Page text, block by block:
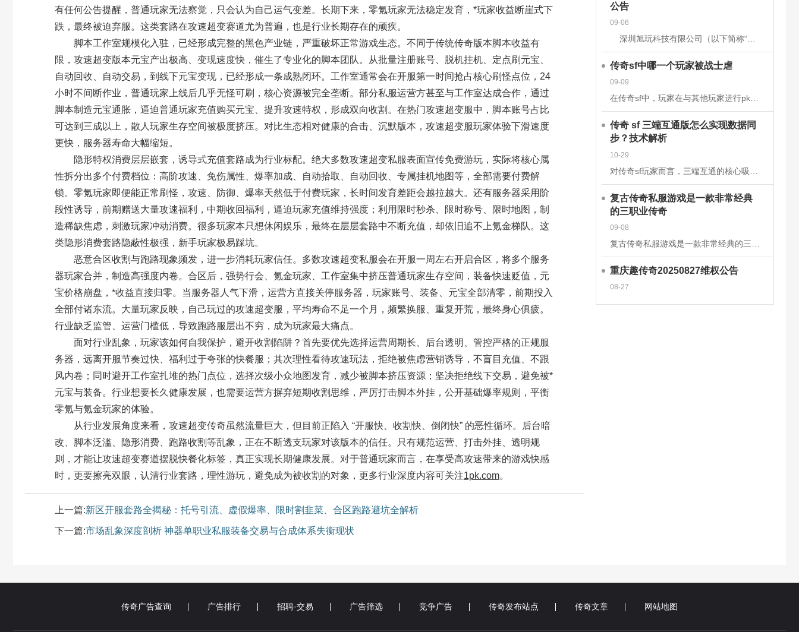
有任何公告提醒，普通玩家无法察觉，只会认为自己运气变差。长期下来，零氪玩家无法稳定发育，*玩家收益断崖式下
跌，最终被迫弃服。这类套路在攻速超变赛道尤为普遍，也是行业长期存在的顽疾。
脚本工作室规模化入驻，已经形成完整的黑色产业链，严重破坏正常游戏生态。不同于传统传奇版本脚本收益有
限，攻速超变版本元宝产出极高、变现速度快，催生了专业化的脚本团队。从批量注册账号、脱机挂机、定点刷元宝、
自动回收、自动交易，到线下元宝变现，已经形成一条成熟闭环。工作室通常会在开服第一时间抢占核心刷怪点位，24
小时不间断作业，普通玩家上线后几乎无怪可刷，核心资源被完全垄断。部分私服运营方甚至与工作室达成合作，通过
脚本制造元宝通胀，逼迫普通玩家充值购买元宝、提升攻速特权，形成双向收割。在热门攻速超变服中，脚本账号占比
可达到三成以上，散人玩家生存空间被极度挤压。对比生态相对健康的合击、沉默版本，攻速超变服玩家体验下滑速度
更快，服务器寿命大幅缩短。
隐形特权消费层层嵌套，诱导式充值套路成为行业标配。绝大多数攻速超变私服表面宣传免费游玩，实际将核心属
性拆分出多个付费档位：高阶攻速、免伤属性、爆率加成、自动拾取、自动回收、专属挂机地图等，全部需要付费解
锁。零氪玩家即便能正常刷怪，攻速、防御、爆率天然低于付费玩家，长时间发育差距会越拉越大。还有服务器采用阶
段性诱导，前期赠送大量攻速福利，中期收回福利，逼迫玩家充值维持强度；利用限时秒杀、限时称号、限时地图，制
造稀缺焦虑，刺激玩家冲动消费。很多玩家本只想休闲娱乐，最终在层层套路中不断充值，却依旧追不上氪金梯队。这
类隐形消费套路隐蔽性极强，新手玩家极易踩坑。
恶意合区收割与跑路现象频发，进一步消耗玩家信任。多数攻速超变私服会在开服一周左右开启合区，将多个服务
器玩家合并，制造高强度内卷。合区后，强势行会、氪金玩家、工作室集中挤压普通玩家生存空间，装备快速贬值，元
宝价格崩盘，*收益直接归零。当服务器人气下滑，运营方直接关停服务器，玩家账号、装备、元宝全部清零，前期投入
全部付诸东流。大量玩家反映，自己玩过的攻速超变服，平均寿命不足一个月，频繁换服、重复开荒，最终身心俱疲。
行业缺乏监管、运营门槛低，导致跑路服层出不穷，成为玩家最大痛点。
面对行业乱象，玩家该如何自我保护，避开收割陷阱？首先要优先选择运营周期长、后台透明、管控严格的正规服
务器，远离开服节奏过快、福利过于夸张的快餐服；其次理性看待攻速玩法，拒绝被焦虑营销诱导，不盲目充值、不跟
风内卷；同时避开工作室扎堆的热门点位，选择次级小众地图发育，减少被脚本挤压资源；坚决拒绝线下交易，避免被*
元宝与装备。行业想要长久健康发展，也需要运营方摒弃短期收割思维，严厉打击脚本外挂，公开基础爆率规则，平衡
零氪与氪金玩家的体验。
从行业发展角度来看，攻速超变传奇虽然流量巨大，但目前正陷入 “开服快、收割快、倒闭快” 的恶性循环。后台暗
改、脚本泛滥、隐形消费、跑路收割等乱象，正在不断透支玩家对该版本的信任。只有规范运营、打击外挂、透明规
则，才能让攻速超变赛道摆脱快餐化标签，真正实现长期健康发展。对于普通玩家而言，在享受高攻速带来的游戏快感
时，更要擦亮双眼，认清行业套路，理性游玩，避免成为被收割的对象，更多行业深度内容可关注1pk.com。
上一篇:新区开服套路全揭秘：托号引流、虚假爆率、限时割韭菜、合区跑路避坑全解析
下一篇:市场乱象深度剖析 神器单职业私服装备交易与合成体系失衡现状
公告
09-06
传奇sf中哪一个玩家被战士虐
09-09
在传奇sf中，玩家在与其他玩家进行pk时，有时会被对方的技能击中，也有时会被对方战士击杀。虽然战士在游戏前期，在技能上没有法师给力，但是战士有绝对的优势，特别是战士的防御和血量，完全可以抵挡住对方的伤
传奇 sf 三端互通版怎么实现数据同
步？技术解析
10-29
复古传奇私服游戏是一款非常经典
的三职业传奇
09-08
重庆趣传奇20250827维权公告
08-27
传奇广告查询 广告排行 招聘·交易 广告筛选 竞争广告 传奇发布站点 传奇文章 网站地图